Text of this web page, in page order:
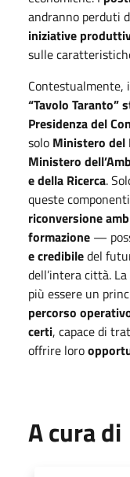
andranno perduti
iniziative
sulle
Contestualmente,
“Tavolo Taranto”
Presidenza del
solo Ministero del
Ministero
e della Ricerca.
queste
riconversione
formazione —
e credibiledel
dell’intera città. La
più essere un
percorso
certi, capace di
offrire loro
A cura di